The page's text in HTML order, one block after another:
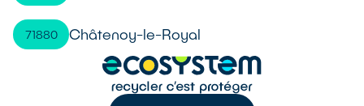
71880 Châtenoy-le-Royal